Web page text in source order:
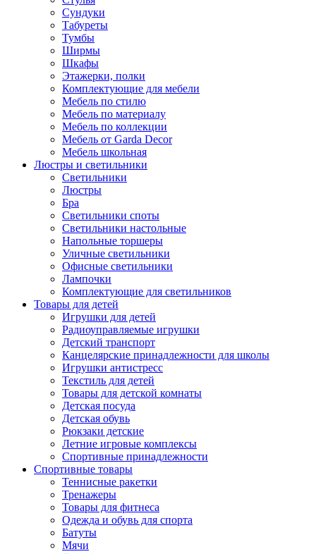
Сундуки
Табуреты
Тумбы
Ширмы
Шкафы
Этажерки, полки
Комплектующие для мебели
Мебель по стилю
Мебель по материалу
Мебель по коллекции
Мебель от Garda Decor
Мебель школьная
Люстры и светильники
Светильники
Люстры
Бра
Светильники споты
Светильники настольные
Напольные торшеры
Уличные светильники
Офисные светильники
Лампочки
Комплектующие для светильников
Товары для детей
Игрушки для детей
Радиоуправляемые игрушки
Детский транспорт
Канцелярские принадлежности для школы
Игрушки антистресс
Текстиль для детей
Товары для детской комнаты
Детская посуда
Детская обувь
Рюкзаки детские
Летние игровые комплексы
Спортивные принадлежности
Спортивные товары
Теннисные ракетки
Тренажеры
Товары для фитнеса
Одежда и обувь для спорта
Батуты
Мячи